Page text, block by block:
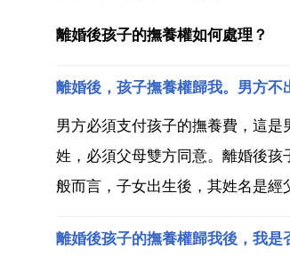
離婚後孩子的撫養權如何處理？
離婚後，孩子撫養權歸我。男方
男方必須支付孩子的撫養費，這
姓，必須父母雙方同意。離婚後
般而言，子女出生後，其姓名是
離婚後孩子的撫養權歸我後，我